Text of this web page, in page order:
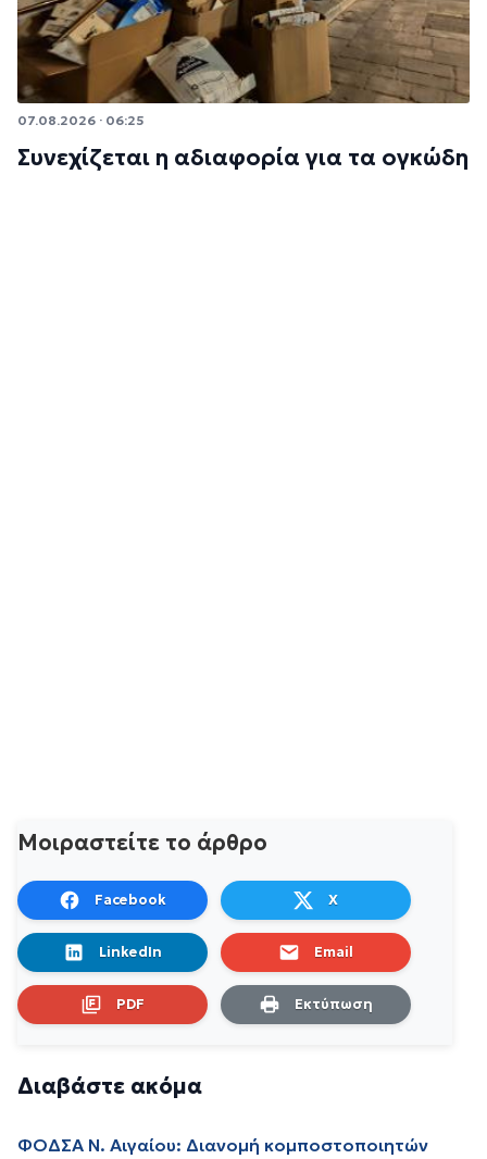
07.08.2026 · 06:25
Συνεχίζεται η αδιαφορία για τα ογκώδη
Μοιραστείτε το άρθρο
Facebook X
LinkedIn Email
PDF Εκτύπωση
Διαβάστε ακόμα
ΦΟΔΣΑ Ν. Αιγαίου: Διανομή κομποστοποιητών